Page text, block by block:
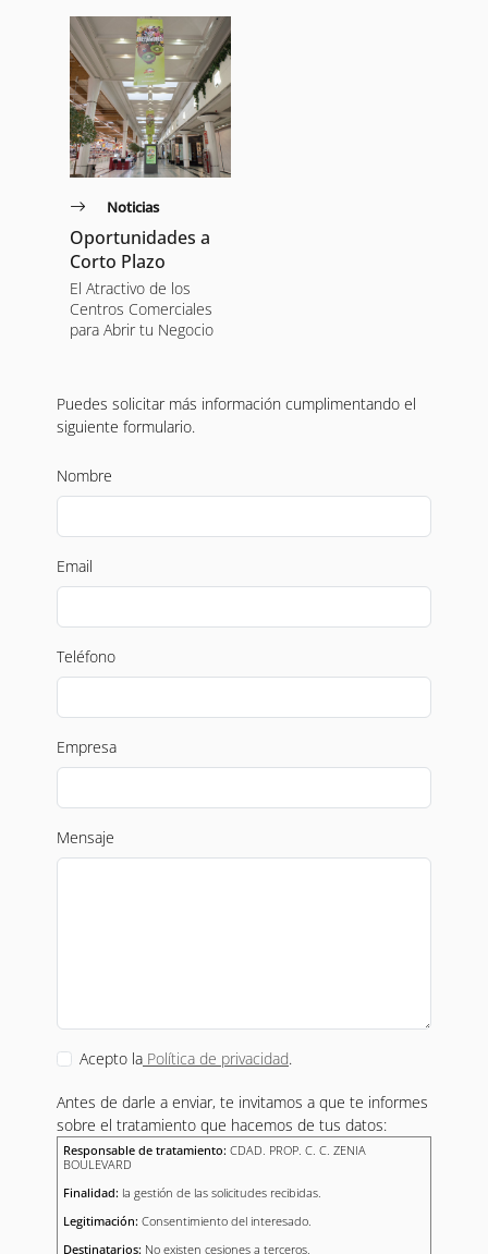
Noticias
Oportunidades a
Corto Plazo
El Atractivo de los
Centros Comerciales
para Abrir tu Negocio
Puedes solicitar más información cumplimentando el
siguiente formulario.
Nombre
Email
Teléfono
Empresa
Mensaje
Acepto la Política de privacidad.
Antes de darle a enviar, te invitamos a que te informes
sobre el tratamiento que hacemos de tus datos:
Responsable de tratamiento: CDAD. PROP. C. C. ZENIA
BOULEVARD
Finalidad: la gestión de las solicitudes recibidas.
Legitimación: Consentimiento del interesado.
Destinatarios: No existen cesiones a terceros.